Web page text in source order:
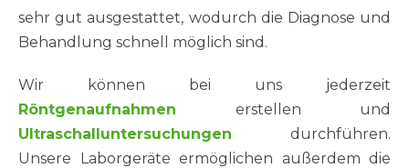
sehr gut ausgestattet, wodurch die Diagnose und
Behandlung schnell möglich sind.
Wir können bei uns jederzeit
Röntgenaufnahmen erstellen und
Ultraschalluntersuchungen durchführen.
Unsere Laborgeräte ermöglichen außerdem die